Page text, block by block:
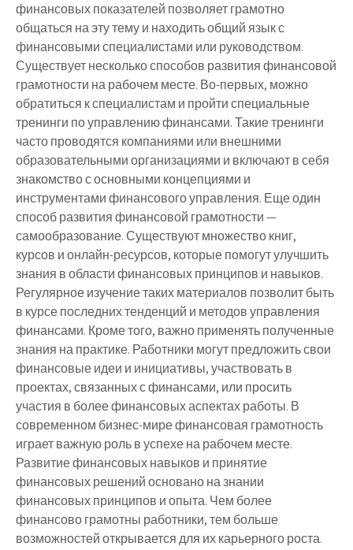
финансовых показателей позволяет грамотно
общаться на эту тему и находить общий язык с
финансовыми специалистами или руководством.
Существует несколько способов развития финансовой
грамотности на рабочем месте. Во-первых, можно
обратиться к специалистам и пройти специальные
тренинги по управлению финансами. Такие тренинги
часто проводятся компаниями или внешними
образовательными организациями и включают в себя
знакомство с основными концепциями и
инструментами финансового управления. Еще один
способ развития финансовой грамотности —
самообразование. Существуют множество книг,
курсов и онлайн-ресурсов, которые помогут улучшить
знания в области финансовых принципов и навыков.
Регулярное изучение таких материалов позволит быть
в курсе последних тенденций и методов управления
финансами. Кроме того, важно применять полученные
знания на практике. Работники могут предложить свои
финансовые идеи и инициативы, участвовать в
проектах, связанных с финансами, или просить
участия в более финансовых аспектах работы. В
современном бизнес-мире финансовая грамотность
играет важную роль в успехе на рабочем месте.
Развитие финансовых навыков и принятие
финансовых решений основано на знании
финансовых принципов и опыта. Чем более
финансово грамотны работники, тем больше
возможностей открывается для их карьерного роста.